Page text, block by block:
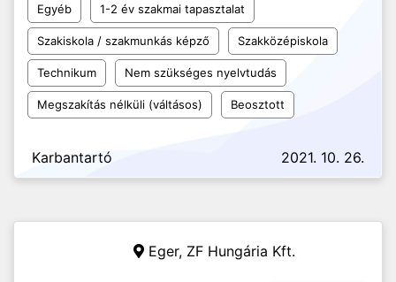
Egyéb 1-2 év szakmai tapasztalat
Szakiskola / szakmunkás képző Szakközépiskola
Technikum Nem szükséges nyelvtudás
Megszakítás nélküli (váltásos) Beosztott
Karbantartó 2021. 10. 26.
Eger, ZF Hungária Kft.